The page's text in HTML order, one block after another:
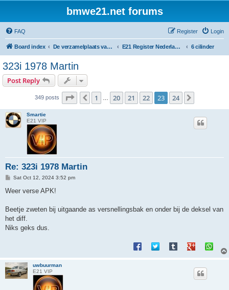
bmwe21.net forums
FAQ Login
Register
Board index De verzamelplaats van E21 fanaten der lage landen - Dutch forum E21 Register Nederland & België 6 cilinder
323i 1978 Martin
Post Reply
349 posts Page 23 of 24
Previous
1 20 21 22 23 24
Smartie
E21 VIP
Re: 323i 1978 Martin
P
s
Sat Oct 12, 2024 3:52 pm
Weer verse APK!
Beetje zweten bij uitgaande as versnellingsbak en onder bij de deksel van
het diff.
Niks geks dus.
uwbuurman
E21 VIP